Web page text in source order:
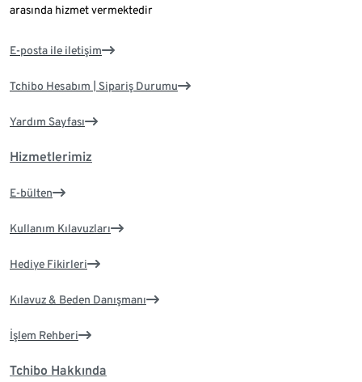
arasında hizmet vermektedir
E-posta ile iletişim
Tchibo Hesabım | Sipariş Durumu
Yardım Sayfası
Hizmetlerimiz
E-bülten
Kullanım Kılavuzları
Hediye Fikirleri
Kılavuz & Beden Danışmanı
İşlem Rehberi
Tchibo Hakkında